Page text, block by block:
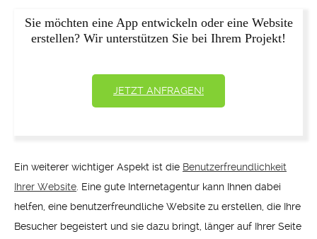
Sie möchten eine App entwickeln oder eine Website
erstellen? Wir unterstützen Sie bei Ihrem Projekt!
JETZT ANFRAGEN!
Ein weiterer wichtiger Aspekt ist die Benutzerfreundlichkeit
Ihrer Website . Eine gute Internetagentur kann Ihnen dabei
helfen, eine benutzerfreundliche Website zu erstellen, die Ihre
Besucher begeistert und sie dazu bringt, länger auf Ihrer Seite